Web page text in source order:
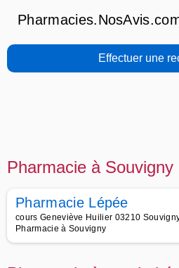
Effectuer une
Pharmacie à Souvigny
Pharmacie Lépée
cours Geneviève Huilier 03210
Pharmacie à Souvigny